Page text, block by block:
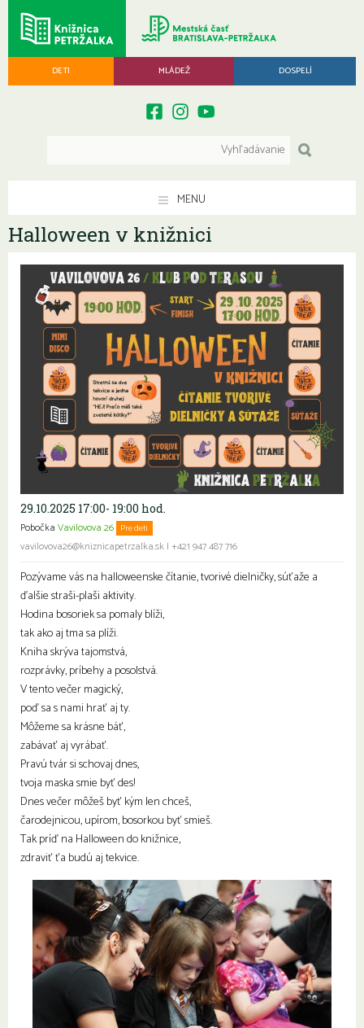
DETI MLÁDEŽ DOSPELÍ
MENU
Halloween v knižnici
29.10.2025 17:00- 19:00 hod.
Pobočka Vavilovova 26 Pre deti
vavilovova26@kniznicapetrzalka.sk | +421 947 487 716
Pozývame vás na halloweenske čítanie, tvorivé dielničky, súťaže a
ďalšie straši-plaši aktivity.
Hodina bosoriek sa pomaly blíži,
tak ako aj tma sa plíži.
Kniha skrýva tajomstvá,
rozprávky, príbehy a posolstvá.
V tento večer magický,
poď sa s nami hrať aj ty.
Môžeme sa krásne báť,
zabávať aj vyrábať.
Pravú tvár si schovaj dnes,
tvoja maska smie byť des!
Dnes večer môžeš byť kým len chceš,
čarodejnicou, upírom, bosorkou byť smieš.
Tak príď na Halloween do knižnice,
zdraviť ťa budú aj tekvice.